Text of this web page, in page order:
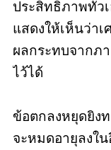
ประสิทธิภาพทั่ว
แสดงให้เห็นว่า
ผลกระทบจากภ
ไว้ได้
ข้อตกลงหยุดยิง
จะหมดอายุลงใ